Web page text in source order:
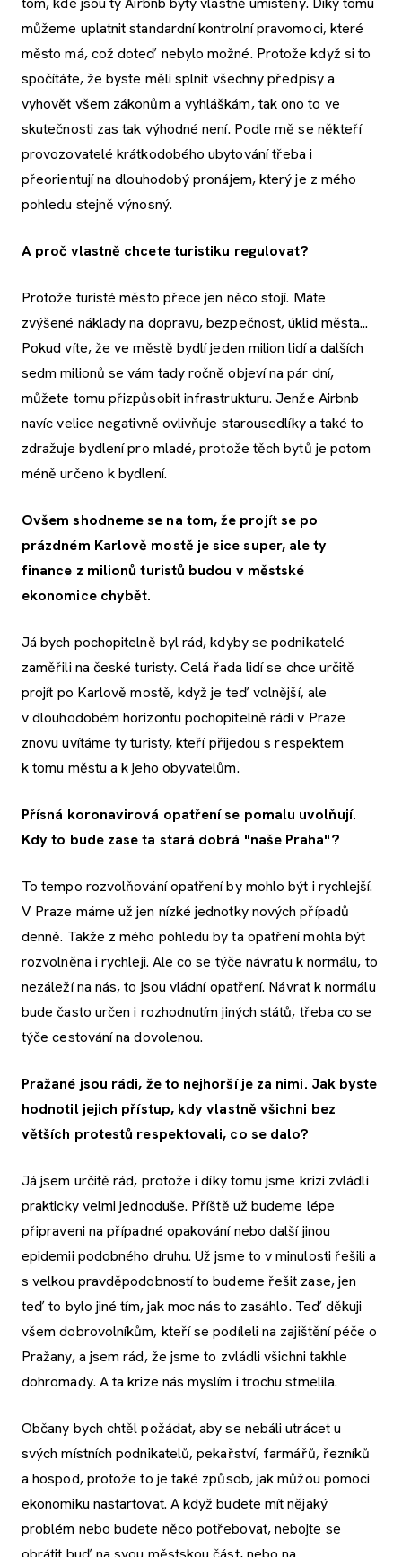
můžeme uplatnit standardní kontrolní pravomoci, které
město má, což doteď nebylo možné. Protože když si to
spočítáte, že byste měli splnit všechny předpisy a
vyhovět všem zákonům a vyhláškám, tak ono to ve
skutečnosti zas tak výhodné není. Podle mě se někteří
provozovatelé krátkodobého ubytování třeba i
přeorientují na dlouhodobý pronájem, který je z mého
pohledu stejně výnosný.
A proč vlastně chcete turistiku regulovat?
Protože turisté město přece jen něco stojí. Máte
zvýšené náklady na dopravu, bezpečnost, úklid města...
Pokud víte, že ve městě bydlí jeden milion lidí a dalších
sedm milionů se vám tady ročně objeví na pár dní,
můžete tomu přizpůsobit infrastrukturu. Jenže Airbnb
navíc velice negativně ovlivňuje starousedlíky a také to
zdražuje bydlení pro mladé, protože těch bytů je potom
méně určeno k bydlení.
Ovšem shodneme se na tom, že projít se po
prázdném Karlově mostě je sice super, ale ty
finance z milionů turistů budou v městské
ekonomice chybět.
Já bych pochopitelně byl rád, kdyby se podnikatelé
zaměřili na české turisty. Celá řada lidí se chce určitě
projít po Karlově mostě, když je teď volnější, ale
v dlouhodobém horizontu pochopitelně rádi v Praze
znovu uvítáme ty turisty, kteří přijedou s respektem
k tomu městu a k jeho obyvatelům.
Přísná koronavirová opatření se pomalu uvolňují.
Kdy to bude zase ta stará dobrá "naše Praha"?
To tempo rozvolňování opatření by mohlo být i rychlejší.
V Praze máme už jen nízké jednotky nových případů
denně. Takže z mého pohledu by ta opatření mohla být
rozvolněna i rychleji. Ale co se týče návratu k normálu, to
nezáleží na nás, to jsou vládní opatření. Návrat k normálu
bude často určen i rozhodnutím jiných států, třeba co se
týče cestování na dovolenou.
Pražané jsou rádi, že to nejhorší je za nimi. Jak byste
hodnotil jejich přístup, kdy vlastně všichni bez
větších protestů respektovali, co se dalo?
Já jsem určitě rád, protože i díky tomu jsme krizi zvládli
prakticky velmi jednoduše. Příště už budeme lépe
připraveni na případné opakování nebo další jinou
epidemii podobného druhu. Už jsme to v minulosti řešili a
s velkou pravděpodobností to budeme řešit zase, jen
teď to bylo jiné tím, jak moc nás to zasáhlo. Teď děkuji
všem dobrovolníkům, kteří se podíleli na zajištění péče o
Pražany, a jsem rád, že jsme to zvládli všichni takhle
dohromady. A ta krize nás myslím i trochu stmelila.
Občany bych chtěl požádat, aby se nebáli utrácet u
svých místních podnikatelů, pekařství, farmářů, řezníků
a hospod, protože to je také způsob, jak můžou pomoci
ekonomiku nastartovat. A když budete mít nějaký
problém nebo budete něco potřebovat, nebojte se